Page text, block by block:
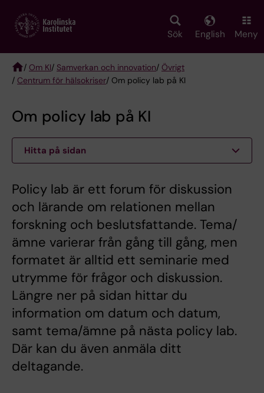
main
Sök English Meny
Breadcrumb
/ Om KI/ Samverkan och innovation/ Övrigt
/ Centrum för hälsokriser/ Om policy lab på KI
Om policy lab på KI
Hitta på sidan
Policy lab är ett forum för diskussion
och lärande om relationen mellan
forskning och beslutsfattande. Tema/
ämne varierar från gång till gång, men
formatet är alltid ett seminarie med
utrymme för frågor och diskussion.
Längre ner på sidan hittar du
information om datum och datum,
samt tema/ämne på nästa policy lab.
Där kan du även anmäla ditt
deltagande.